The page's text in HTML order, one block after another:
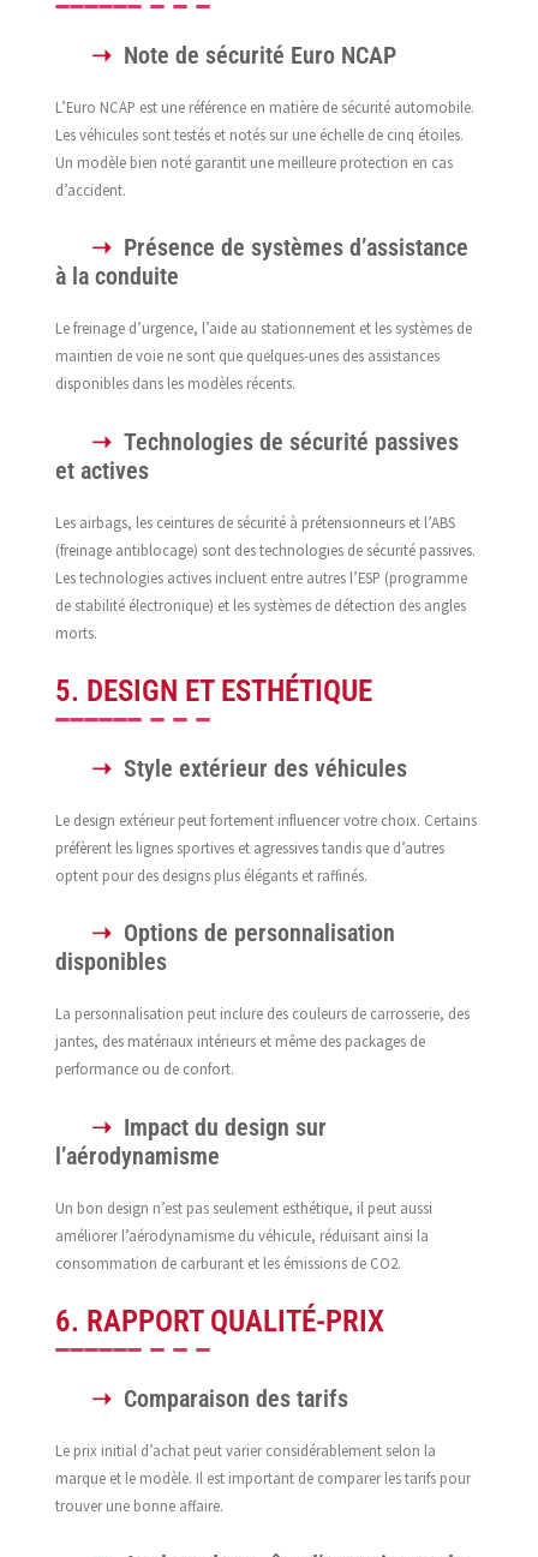
Note de sécurité Euro NCAP
L’Euro NCAP est une référence en matière de sécurité automobile.
Les véhicules sont testés et notés sur une échelle de cinq étoiles.
Un modèle bien noté garantit une meilleure protection en cas
d’accident.
Présence de systèmes d’assistance
à la conduite
Le freinage d’urgence, l’aide au stationnement et les systèmes de
maintien de voie ne sont que quelques-unes des assistances
disponibles dans les modèles récents.
Technologies de sécurité passives
et actives
Les airbags, les ceintures de sécurité à prétensionneurs et l’ABS
(freinage antiblocage) sont des technologies de sécurité passives.
Les technologies actives incluent entre autres l’ESP (programme
de stabilité électronique) et les systèmes de détection des angles
morts.
5. DESIGN ET ESTHÉTIQUE
Style extérieur des véhicules
Le design extérieur peut fortement influencer votre choix. Certains
préfèrent les lignes sportives et agressives tandis que d’autres
optent pour des designs plus élégants et raffinés.
Options de personnalisation
disponibles
La personnalisation peut inclure des couleurs de carrosserie, des
jantes, des matériaux intérieurs et même des packages de
performance ou de confort.
Impact du design sur
l’aérodynamisme
Un bon design n’est pas seulement esthétique, il peut aussi
améliorer l’aérodynamisme du véhicule, réduisant ainsi la
consommation de carburant et les émissions de CO2.
6. RAPPORT QUALITÉ-PRIX
Comparaison des tarifs
Le prix initial d’achat peut varier considérablement selon la
marque et le modèle. Il est important de comparer les tarifs pour
trouver une bonne affaire.